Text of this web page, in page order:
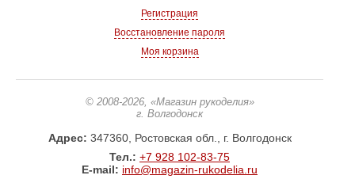
Регистрация
Восстановление пароля
Моя корзина
© 2008-2026, «Магазин рукоделия»
г. Волгодонск
Адрес: 347360, Ростовская обл., г. Волгодонск
Тел.: +7 928 102-83-75
E-mail: info@magazin-rukodelia.ru